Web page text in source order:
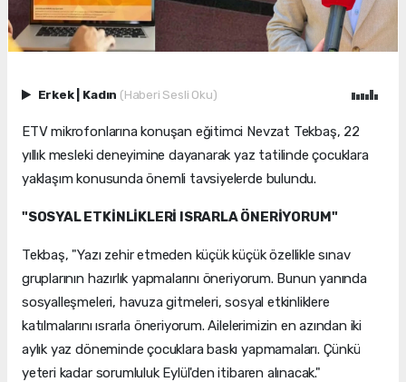
Erkek Kadın (Haberi Sesli Oku)
ETV mikrofonlarına konuşan eğitimci Nevzat Tekbaş, 22
yıllık mesleki deneyimine dayanarak yaz tatilinde çocuklara
yaklaşım konusunda önemli tavsiyelerde bulundu.
"SOSYAL ETKİNLİKLERİ ISRARLA ÖNERİYORUM"
Tekbaş, "Yazı zehir etmeden küçük küçük özellikle sınav
gruplarının hazırlık yapmalarını öneriyorum. Bunun yanında
sosyalleşmeleri, havuza gitmeleri, sosyal etkinliklere
katılmalarını ısrarla öneriyorum. Ailelerimizin en azından iki
aylık yaz döneminde çocuklara baskı yapmamaları. Çünkü
yeteri kadar sorumluluk Eylül'den itibaren alınacak."